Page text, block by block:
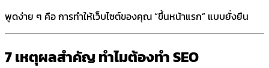
พูดง่าย ๆ คือ การทำให้เว็บไซต์ของคุณ “ขึ้นหน้าแรก” แบบยั่งยืน
7 เหตุผลสำคัญ ทำไมต้องทำ SEO